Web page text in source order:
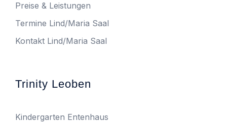
Preise & Leistungen
Termine Lind/Maria Saal
Kontakt Lind/Maria Saal
Trinity Leoben
Kindergarten Entenhaus